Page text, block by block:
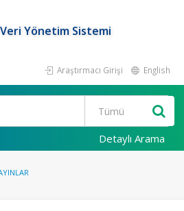
Yönetim Sistemi
Araştırmacı Girişi English
Detaylı Arama